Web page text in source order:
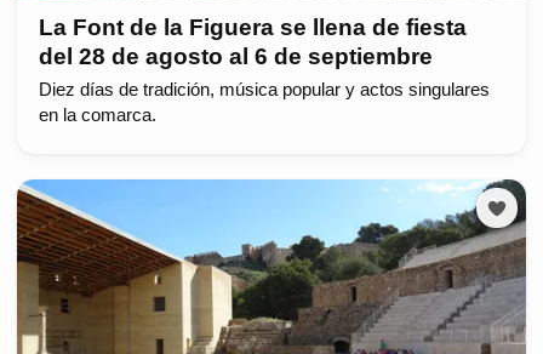
La Font de la Figuera se llena de fiesta
del 28 de agosto al 6 de septiembre
Diez días de tradición, música popular y actos singulares
en la comarca.